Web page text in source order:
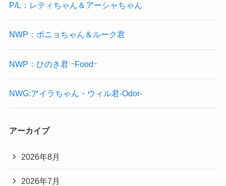
P/L：レティちゃん＆アーシャちゃん
NWP：ポニョちゃん＆ルーク君
NWP：ひのき君 ｰFoodｰ
NWG:アイラちゃん・ウィル君-Odor-
アーカイブ
2026年8月
2026年7月